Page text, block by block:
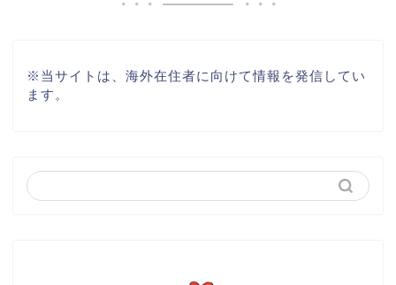
※ 当サイトは、海外在住者に向けて情報を発信してい
ます。